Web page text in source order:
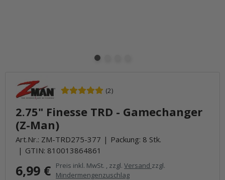
(2)
2.75" Finesse TRD - Gamechanger
(Z-Man)
Art.Nr.: ZM-TRD275-377
Packung: 8 Stk.
GTIN: 810013864861
6,99 € Preis inkl. MwSt. , zzgl. Versand zzgl.
Mindermengenzuschlag